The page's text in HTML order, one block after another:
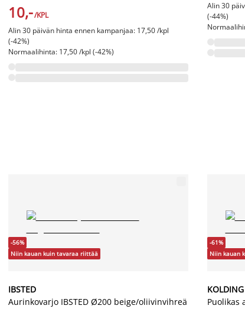
10,-/KPL
Alin 30 päivän hinta ennen kampanjaa: 17,50 /kpl
(-42%)
Normaalihinta: 17,50 /kpl (-42%)
Alin 30
(-44%)
-56%
Niin kauan kuin tavaraa riittää
IBSTED
Aurinkovarjo IBSTED Ø200 beige/oliivinvihreä
-61%
Niin kauan
KOLDING
Puolikas